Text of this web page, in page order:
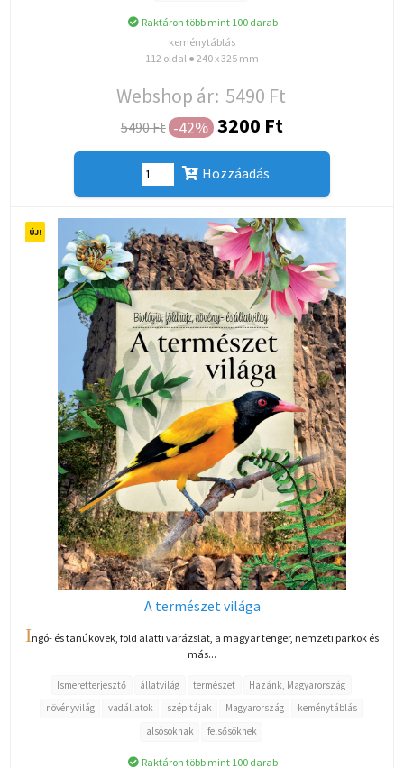
Raktáron több mint 100 darab
keménytáblás
112 oldal ● 240 x 325 mm
Webshop ár: 5490 Ft
5490 Ft -42% 3200 Ft
Hozzáadás
A természet világa
Ingó- és tanúkövek, föld alatti varázslat, a magyar tenger, nemzeti parkok és
más...
Ismeretterjesztő állatvilág természet
Hazánk, Magyarország
növényvilág
vadállatok szép tájak Magyarország
keménytáblás
alsósoknak
felsősöknek
Raktáron több mint 100 darab